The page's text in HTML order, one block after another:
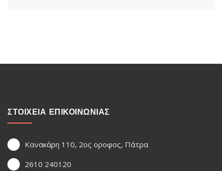
ΣΤΟΙΧΕΙΑ ΕΠΙΚΟΙΝΩΝΙΑΣ
Κανακάρη 110, 2ος οροφος, Πάτρα
2610 240120